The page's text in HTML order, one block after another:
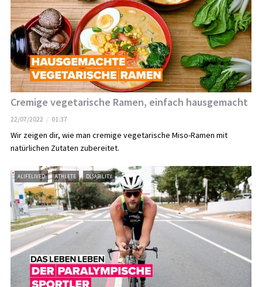
Cremige vegetarische Ramen, einfach hausgemacht
22/07/2022 01:37
Wir zeigen dir, wie man cremige vegetarische Miso-Ramen mit
natürlichen Zutaten zubereitet.
ALIFELIVED ATHLETE DISABILITY